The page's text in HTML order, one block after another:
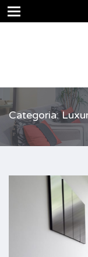
Categoria: